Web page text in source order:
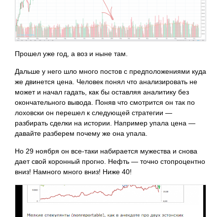
Прошел уже год, а воз и ныне там.
Дальше у него шло много постов с предположениями куда
же двинется цена. Человек понял что анализировать не
может и начал гадать, как бы оставляя аналитику без
окончательного вывода. Поняв что смотрится он так по
лоховски он перешел к следующей стратегии —
разбирать сделки на истории. Например упала цена —
давайте разберем почему же она упала.
Но 29 ноября он все-таки набирается мужества и снова
дает свой коронный прогно. Нефть — точно стопроцентно
вниз! Намного много вниз! Ниже 40!